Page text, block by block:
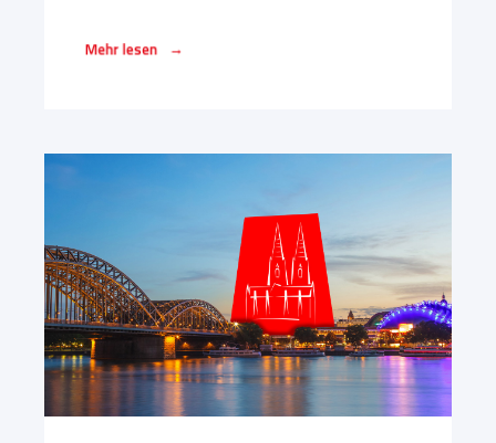
Mehr lesen →